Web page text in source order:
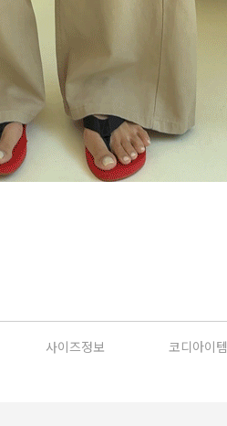
사이즈정보 코디아이템